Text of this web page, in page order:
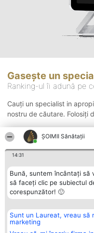
ŞOIMII Sănătații
14:31
Bună, suntem încântați să
să faceți clic pe subiectul
corespunzător! 🙂
Sunt un Laureat, vreau să
marketing
Gasește un
Ranking-ul îi adună pe
Cauți un specialist in
nostru de căutare. Folosiți
Organizator Ranking
BRIGHT SOLUTIONS BR SRL
Aleea Timisul De Sus 2 Bl. A30